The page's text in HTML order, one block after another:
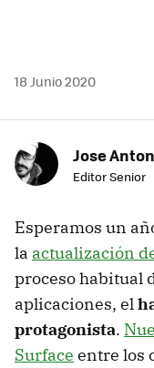
18 Junio 2020
Jose
Editor Senior
Esperamos un
la actualización
proceso habitual
aplicaciones, el
protagonista.
Surface entre los